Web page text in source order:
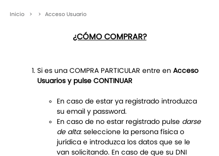
Inicio > > Acceso Usuario
¿CÓMO COMPRAR?
Si es una COMPRA PARTICULAR entre en Acceso
Usuarios y pulse CONTINUAR
En caso de estar ya registrado introduzca
su email y password.
En caso de no estar registrado pulse darse
de alta: seleccione la persona física o
jurídica e introduzca los datos que se le
van solicitando. En caso de que su DNI